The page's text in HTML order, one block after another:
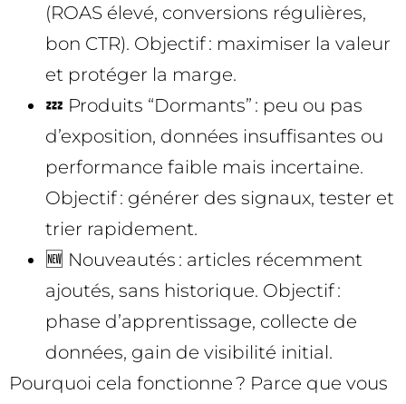
(ROAS élevé, conversions régulières,
bon CTR). Objectif : maximiser la valeur
et protéger la marge.
💤 Produits “Dormants” : peu ou pas
d’exposition, données insuffisantes ou
performance faible mais incertaine.
Objectif : générer des signaux, tester et
trier rapidement.
🆕 Nouveautés : articles récemment
ajoutés, sans historique. Objectif :
phase d’apprentissage, collecte de
données, gain de visibilité initial.
Pourquoi cela fonctionne ? Parce que vous